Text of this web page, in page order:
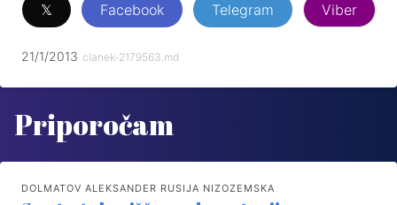
𝕏 Facebook Telegram Viber
21/1/2013 clanek-2179563.md
Priporočam
DOLMATOV ALEKSANDER RUSIJA NIZOZEMSKA